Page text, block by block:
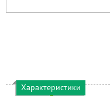
Характеристики